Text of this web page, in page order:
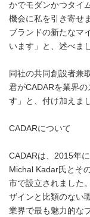
かでモダンかつタイ
機会に私を引き寄せ
ブランドの新たなマ
います」と、述べま
同社の共同創設者兼
君がCADARを業界
す」と、付け加えま
CADARについて
CADARは、2015年
Michal Kadar氏とそ
市で設立されました
ザインと比類のない
業界で最も魅力的な